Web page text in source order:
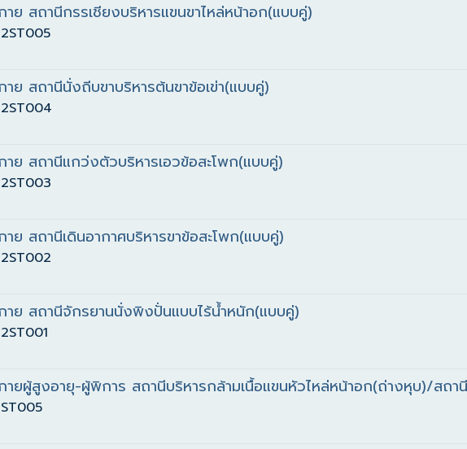
ย สถานีกรรเชียงบริหารแขนขาไหล่หน้าอก(แบบคู่)
ย สถานีนั่งถีบขาบริหารต้นขาข้อเข่า(แบบคู่)
ย สถานีแกว่งตัวบริหารเอวข้อสะโพก(แบบคู่)
ย สถานีเดินอากาศบริหารขาข้อสะโพก(แบบคู่)
าย สถานีจักรยานนั่งพิงปั่นแบบไร้น้ำหนัก(แบบคู่)
ยผู้สูงอายุ-ผู้พิการ สถานีบริหารกล้ามเนื้อแขนหัวไหล่หน้าอก(ถ่างหุบ)/สถา